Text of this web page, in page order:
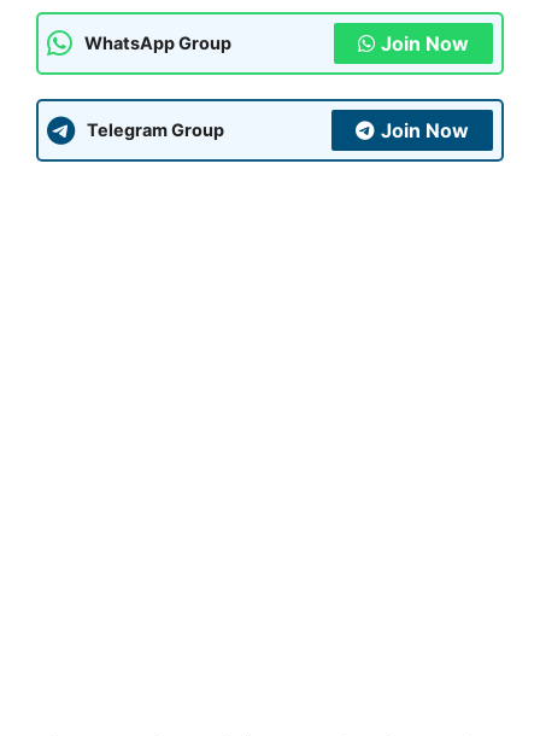
WhatsApp Group Join Now
Telegram Group Join Now